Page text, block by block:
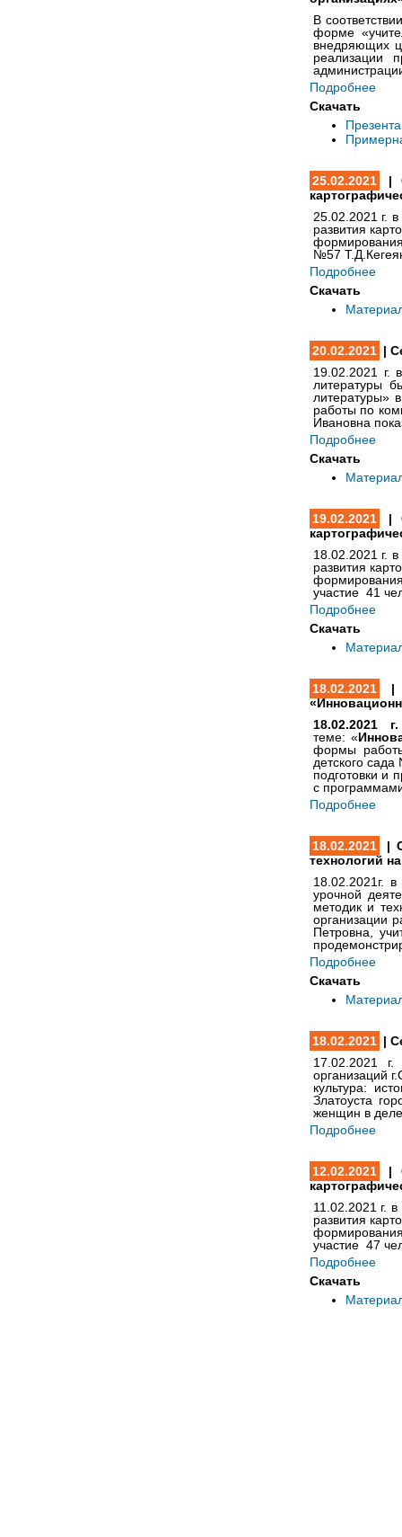
В
форме
внедряющих
реализации
Подробнее
Скачать
25.02.2021
|
25.02.2021 г.
развития
№57
Подробнее
Скачать
20.02.2021 |
19.02.2021 г.
литературы
литературы»
работы по
Ивановна
Подробнее
Скачать
19.02.2021
|
18.02.2021 г.
развития
участие 41
Подробнее
Скачать
18.02.2021
|
18.02.2021 г.
теме: «
формы
детского
подготовки и
с
Подробнее
18.02.2021
|
технологий
18.02.2021г. в
урочной
методик и
организации
Петровна,
Подробнее
Скачать
18.02.2021 |
17.02.2021 г.
организаций
культура:
Златоуста
женщин в деле
Подробнее
12.02.2021
|
11.02.2021 г.
развития
участие 47
Подробнее
Скачать